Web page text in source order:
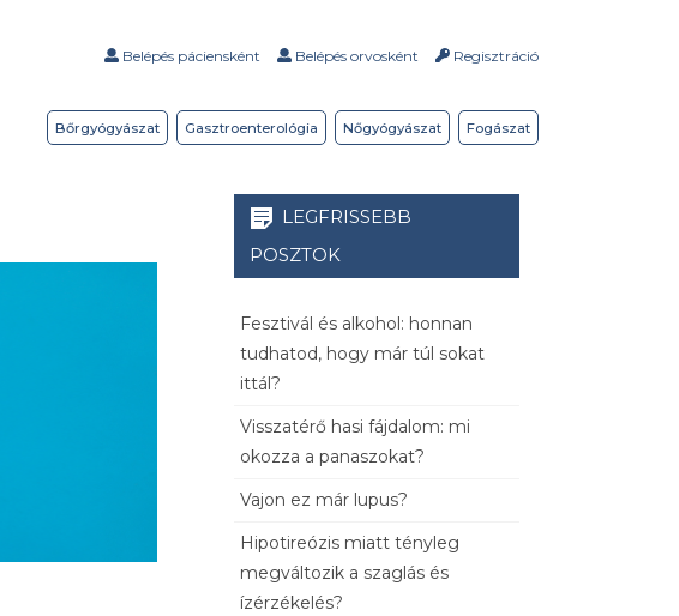
Belépés páciensként Belépés orvosként Regisztráció
Fogászat
Nőgyógyászat
Gasztroenterológia
Bőrgyógyászat
LEGFRISSEBB
POSZTOK
Fesztivál és alkohol: honnan
tudhatod, hogy már túl sokat
ittál?
Visszatérő hasi fájdalom: mi
okozza a panaszokat?
Vajon ez már lupus?
Hipotireózis miatt tényleg
megváltozik a szaglás és
ízérzékelés?